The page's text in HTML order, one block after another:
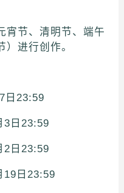
宵节、清明节、端午
进行创作。
日23:59
3日23:59
2日23:59
19日23:59